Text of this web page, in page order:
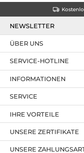
NEWSLETTER
SERVICE-HOTLINE
IHRE VORTEILE
UNSERE
ÜBER UNS
UNSERE ZERTIFIKATE
INFORMATIONEN
SERVICE